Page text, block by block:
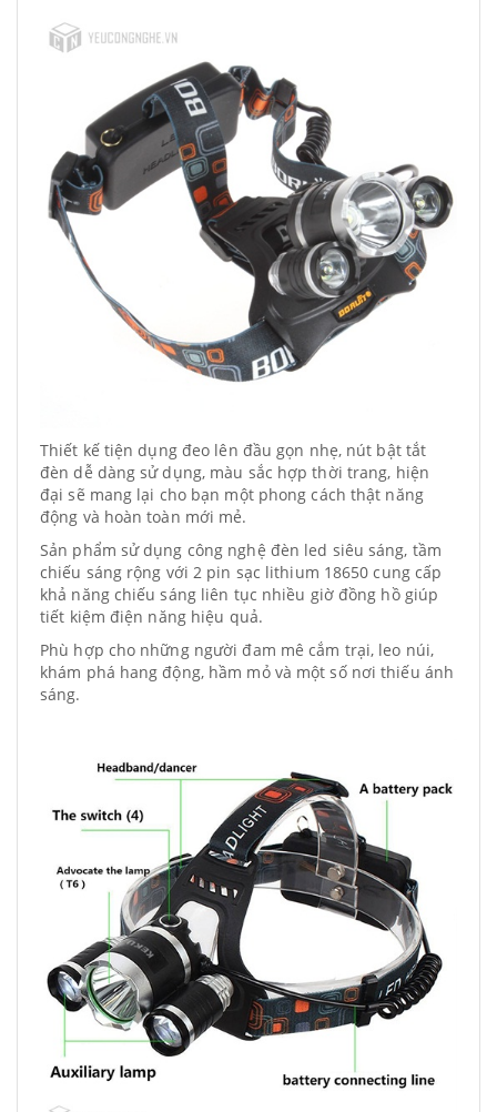
Thiết kế tiện dụng đeo lên đầu gọn nhẹ, nút bật tắt
đèn dễ dàng sử dụng, màu sắc hợp thời trang, hiện
đại sẽ mang lại cho bạn một phong cách thật năng
động và hoàn toàn mới mẻ.
Sản phẩm sử dụng công nghệ đèn led siêu sáng, tầm
chiếu sáng rộng với 2 pin sạc lithium 18650 cung cấp
khả năng chiếu sáng liên tục nhiều giờ đồng hồ giúp
tiết kiệm điện năng hiệu quả.
Phù hợp cho những người đam mê cắm trại, leo núi,
khám phá hang động, hầm mỏ và một số nơi thiếu ánh
sáng.